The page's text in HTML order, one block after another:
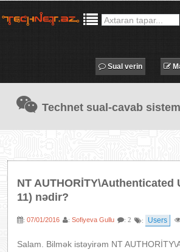
IT
Sual verin
Technet sual-cavab
NT AUTHORİTY\Authenticated
11) nədir?
: 07/01/2016 : Sofiyeva Gullu : 2 : Users
Salam. Bilmək istəyirəm NT